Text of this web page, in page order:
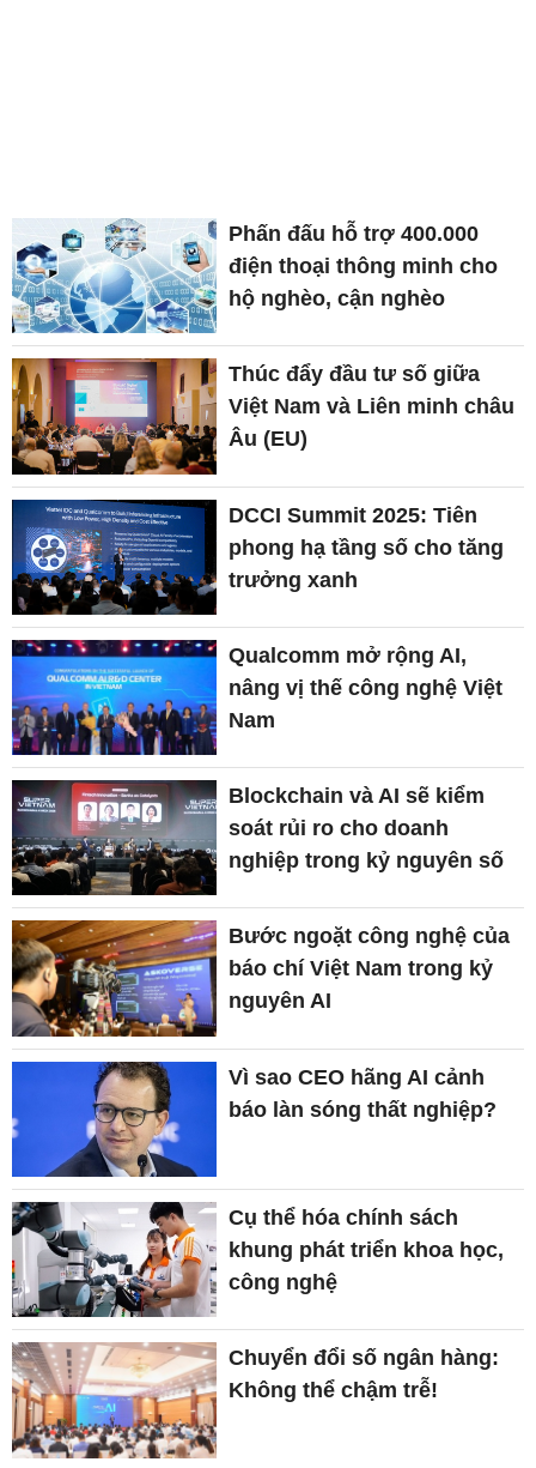
Phấn đấu hỗ trợ 400.000
điện thoại thông minh cho
hộ nghèo, cận nghèo
Thúc đẩy đầu tư số giữa
Việt Nam và Liên minh châu
Âu (EU)
DCCI Summit 2025: Tiên
phong hạ tầng số cho tăng
trưởng xanh
Qualcomm mở rộng AI,
nâng vị thế công nghệ Việt
Nam
Blockchain và AI sẽ kiểm
soát rủi ro cho doanh
nghiệp trong kỷ nguyên số
Bước ngoặt công nghệ của
báo chí Việt Nam trong kỷ
nguyên AI
Vì sao CEO hãng AI cảnh
báo làn sóng thất nghiệp?
Cụ thể hóa chính sách
khung phát triển khoa học,
công nghệ
Chuyển đổi số ngân hàng:
Không thể chậm trễ!